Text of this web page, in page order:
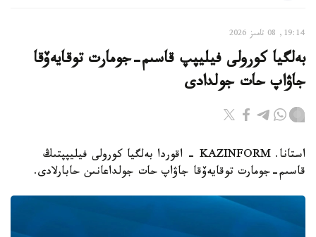
19:14, 08 تامىز 2026
بەلگيا كورولى فيليپپ قاسىم-جومارت توقايەۆقا
جاۋاپ حات جولدادى
استانا. KAZINFORM - اقوردا بەلگيا كورولى فيليپپتىڭ
قاسىم-جومارت توقايەۆقا جاۋاپ حات جولداعانىن حابارلادى.